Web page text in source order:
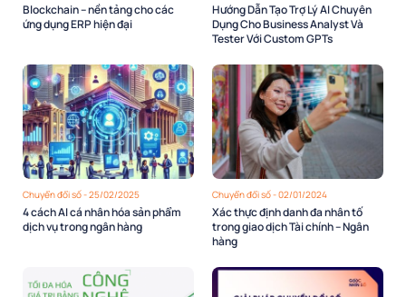
Blockchain – nền tảng cho các
ứng dụng ERP hiện đại
Hướng Dẫn Tạo Trợ Lý AI Chuyên
Dụng Cho Business Analyst Và
Tester Với Custom GPTs
Chuyển đổi số - 25/02/2025
4 cách AI cá nhân hóa sản phẩm
dịch vụ trong ngân hàng
Chuyển đổi số - 02/01/2024
Xác thực định danh đa nhân tố
trong giao dịch Tài chính – Ngân
hàng